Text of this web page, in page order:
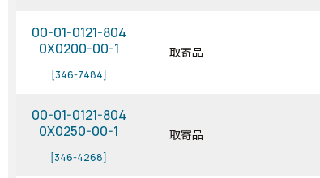
00-01-0121-804
0X0200-00-1
[346-7484]
取寄品
00-01-0121-804
0X0250-00-1
[346-4268]
取寄品